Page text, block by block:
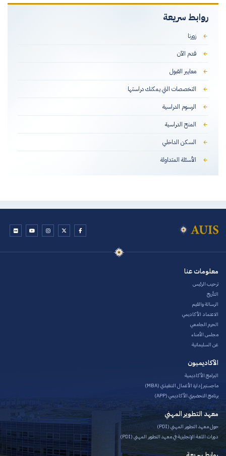
روابط سريعة
زورنا
قدم الآن
معايير القبول
التخصصات التي يمكنك دراستها
الرسوم الدراسية
المنح الدراسية
السكن الداخلي
الأسئلة المتداولة
معلومات عنا
ترحيب الرئيس
التأريخ
الرسالة والقيم
الاعتماد الأكاديمي
الحرم الجامعي
مجلس الأمناء
عن السليمانية
الأكاديميون
البرامج الأكاديمية
ماجستير إدارة الأعمال التنفيذي (MBA)
برنامج التحضيري الأكاديمي (APP)
معهد التطوير المهني
حول معهد التطوير المهني (PDI)
دورات اللغة الإنجليزية في معهد التطوير المهني (PDI)